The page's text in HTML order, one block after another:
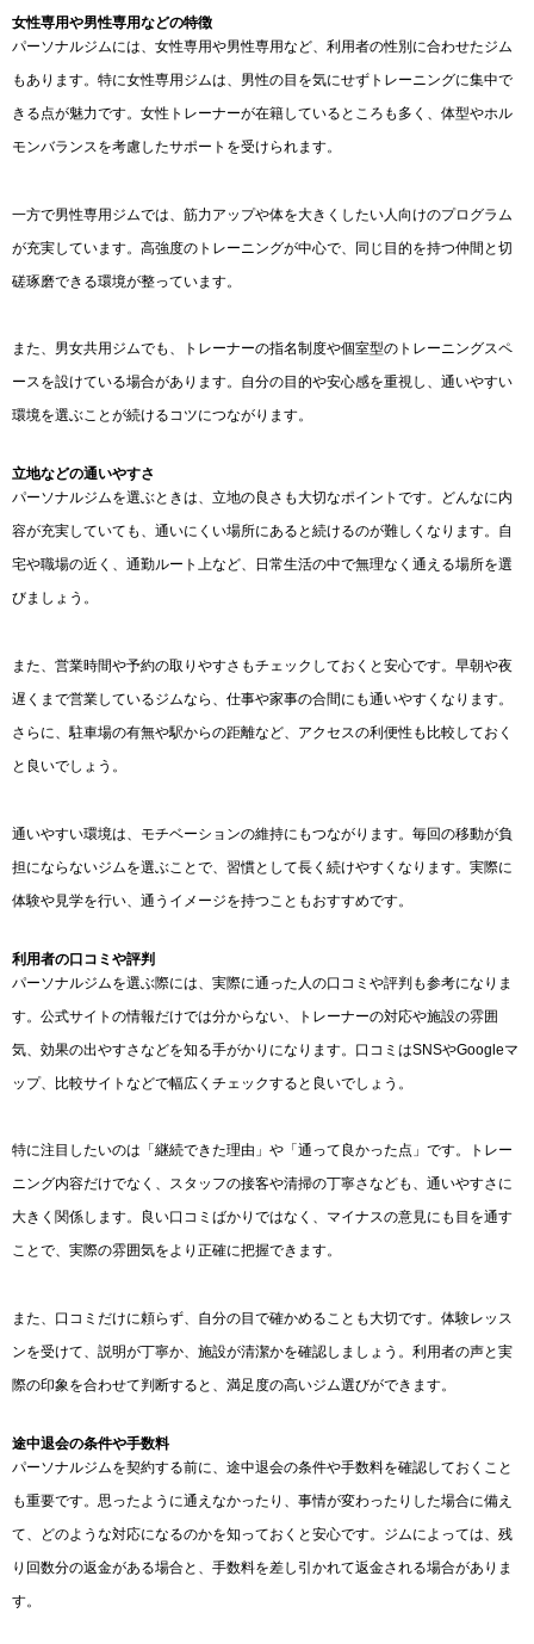
女性専用や男性専用などの特徴
パーソナルジムには、女性専用や男性専用など、利用者の性別に合わせたジム
もあります。特に女性専用ジムは、男性の目を気にせずトレーニングに集中で
きる点が魅力です。女性トレーナーが在籍しているところも多く、体型やホル
モンバランスを考慮したサポートを受けられます。
一方で男性専用ジムでは、筋力アップや体を大きくしたい人向けのプログラム
が充実しています。高強度のトレーニングが中心で、同じ目的を持つ仲間と切
磋琢磨できる環境が整っています。
また、男女共用ジムでも、トレーナーの指名制度や個室型のトレーニングスペ
ースを設けている場合があります。自分の目的や安心感を重視し、通いやすい
環境を選ぶことが続けるコツにつながります。
立地などの通いやすさ
パーソナルジムを選ぶときは、立地の良さも大切なポイントです。どんなに内
容が充実していても、通いにくい場所にあると続けるのが難しくなります。自
宅や職場の近く、通勤ルート上など、日常生活の中で無理なく通える場所を選
びましょう。
また、営業時間や予約の取りやすさもチェックしておくと安心です。早朝や夜
遅くまで営業しているジムなら、仕事や家事の合間にも通いやすくなります。
さらに、駐車場の有無や駅からの距離など、アクセスの利便性も比較しておく
と良いでしょう。
通いやすい環境は、モチベーションの維持にもつながります。毎回の移動が負
担にならないジムを選ぶことで、習慣として長く続けやすくなります。実際に
体験や見学を行い、通うイメージを持つこともおすすめです。
利用者の口コミや評判
パーソナルジムを選ぶ際には、実際に通った人の口コミや評判も参考になりま
す。公式サイトの情報だけでは分からない、トレーナーの対応や施設の雰囲
気、効果の出やすさなどを知る手がかりになります。口コミはSNSやGoogleマ
ップ、比較サイトなどで幅広くチェックすると良いでしょう。
特に注目したいのは「継続できた理由」や「通って良かった点」です。トレー
ニング内容だけでなく、スタッフの接客や清掃の丁寧さなども、通いやすさに
大きく関係します。良い口コミばかりではなく、マイナスの意見にも目を通す
ことで、実際の雰囲気をより正確に把握できます。
また、口コミだけに頼らず、自分の目で確かめることも大切です。体験レッス
ンを受けて、説明が丁寧か、施設が清潔かを確認しましょう。利用者の声と実
際の印象を合わせて判断すると、満足度の高いジム選びができます。
途中退会の条件や手数料
パーソナルジムを契約する前に、途中退会の条件や手数料を確認しておくこと
も重要です。思ったように通えなかったり、事情が変わったりした場合に備え
て、どのような対応になるのかを知っておくと安心です。ジムによっては、残
り回数分の返金がある場合と、手数料を差し引かれて返金される場合がありま
す。